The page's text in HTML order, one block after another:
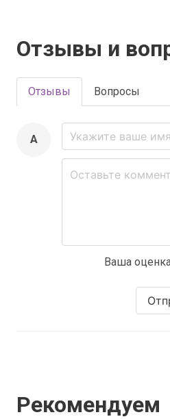
Отзывы и
Отзывы Вопросы
A
Ваша
Рекомендуем